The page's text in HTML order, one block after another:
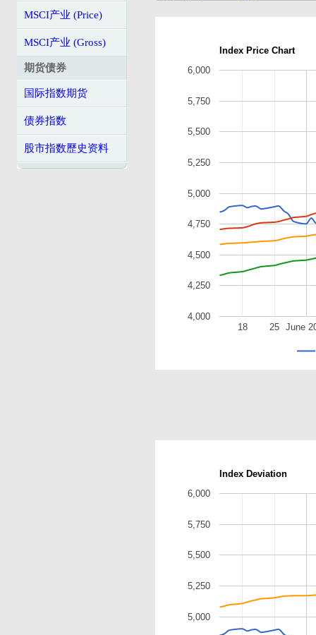
MSCI产业 (Price)
MSCI产业 (Gross)
期货债券
国际指数期货
债券指数
股市指数歷史资料
Index Price Chart
June
18 25
4,000
4,250
4,500
4,750
5,000
5,250
5,500
5,750
6,000
Index Deviation
5,000
5,250
5,500
5,750
6,000